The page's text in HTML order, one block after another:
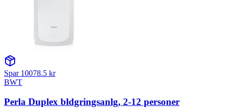
Spar 10078.5 kr
BWT
Perla Duplex bldgringsanlg, 2-12 personer